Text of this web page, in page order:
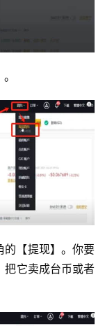
的【提现】。你要
把它卖成台币或者